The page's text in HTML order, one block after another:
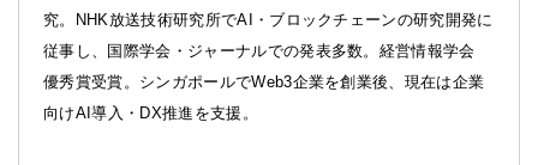
究。NHK放送技術研究所でAI・ブロックチェーンの研究開発に
従事し、国際学会・ジャーナルでの発表多数。経営情報学会
優秀賞受賞。シンガポールでWeb3企業を創業後、現在は企業
向けAI導入・DX推進を支援。